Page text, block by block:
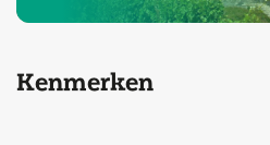
Kenmerken